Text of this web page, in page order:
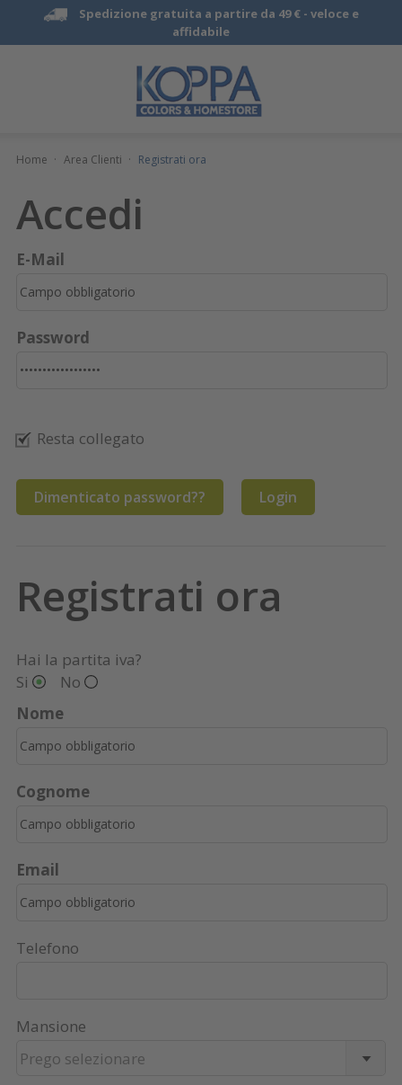
Spedizione gratuita a partire da 49 € - veloce e
affidabile
Home · Area Clienti · Registrati ora
Accedi
E-Mail
Password
Resta collegato
Dimenticato password?? Login
Registrati ora
Hai la partita iva?
Si
No
Nome
Cognome
Email
Telefono
Mansione
Prego selezionare